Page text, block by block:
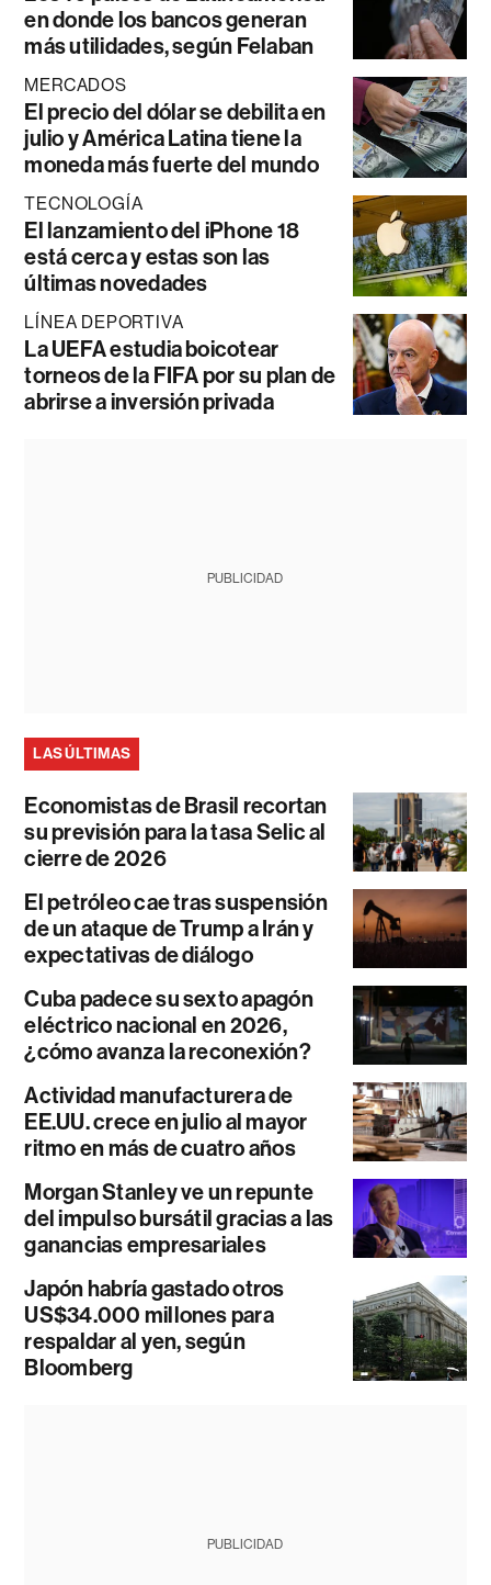
en donde los bancos generan
más utilidades, según Felaban
MERCADOS
El precio del dólar se debilita en
julio y América Latina tiene la
moneda más fuerte del mundo
TECNOLOGÍA
El lanzamiento del iPhone 18
está cerca y estas son las
últimas novedades
LÍNEA DEPORTIVA
La UEFA estudia boicotear
torneos de la FIFA por su plan de
abrirse a inversión privada
PUBLICIDAD
LAS ÚLTIMAS
Economistas de Brasil recortan
su previsión para la tasa Selic al
cierre de 2026
El petróleo cae tras suspensión
de un ataque de Trump a Irán y
expectativas de diálogo
Cuba padece su sexto apagón
eléctrico nacional en 2026,
¿cómo avanza la reconexión?
Actividad manufacturera de
EE.UU. crece en julio al mayor
ritmo en más de cuatro años
Morgan Stanley ve un repunte
del impulso bursátil gracias a las
ganancias empresariales
Japón habría gastado otros
US$34.000 millones para
respaldar al yen, según
Bloomberg
PUBLICIDAD